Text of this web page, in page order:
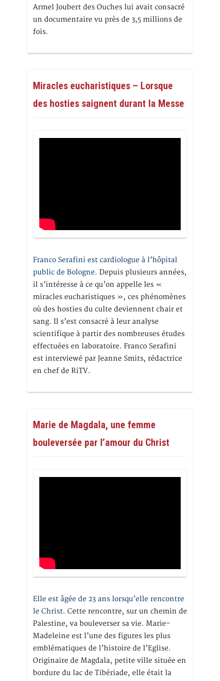
Armel Joubert des Ouches lui avait consacré
un documentaire vu près de 3,5 millions de
fois.
Miracles eucharistiques – Lorsque
des hosties saignent durant la Messe
Franco Serafini est cardiologue à l’hôpital
public de Bologne. Depuis plusieurs années,
il s’intéresse à ce qu’on appelle les «
miracles eucharistiques », ces phénomènes
où des hosties du culte deviennent chair et
sang. Il s’est consacré à leur analyse
scientifique à partir des nombreuses études
effectuées en laboratoire. Franco Serafini
est interviewé par Jeanne Smits, rédactrice
en chef de RiTV.
Marie de Magdala, une femme
bouleversée par l’amour du Christ
Elle est âgée de 23 ans lorsqu’elle rencontre
le Christ. Cette rencontre, sur un chemin de
Palestine, va bouleverser sa vie. Marie-
Madeleine est l’une des figures les plus
emblématiques de l’histoire de l’Eglise.
Originaire de Magdala, petite ville située en
bordure du lac de Tibériade, elle était la